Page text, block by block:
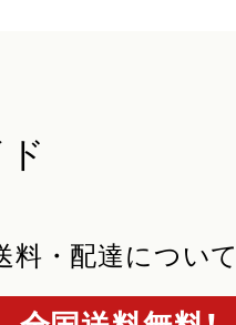
料・配達について